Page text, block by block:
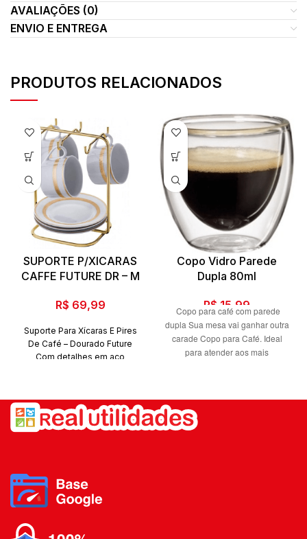
AVALIAÇÕES (0)
ENVIO E ENTREGA
PRODUTOS RELACIONADOS
SUPORTE P/XICARAS
CAFFE FUTURE DR – M
R$ 69,99
Suporte Para Xícaras E Pires
De Café – Dourado Future
Com detalhes em aço
Future tem
beleza e modernidade,
Além do tradicional tratamento
superficial da Future -
camadas de metal - os
Copo Vidro Parede
Dupla 80ml
R$ 15,99
Copo para café com parede
dupla Sua mesa vai ganhar outra
carade Copo para Café. Ideal
para atender aos mais
mantem a temperatura da bebida
por mais tempo, seja ela quente
ou fria. O uso deste vidro